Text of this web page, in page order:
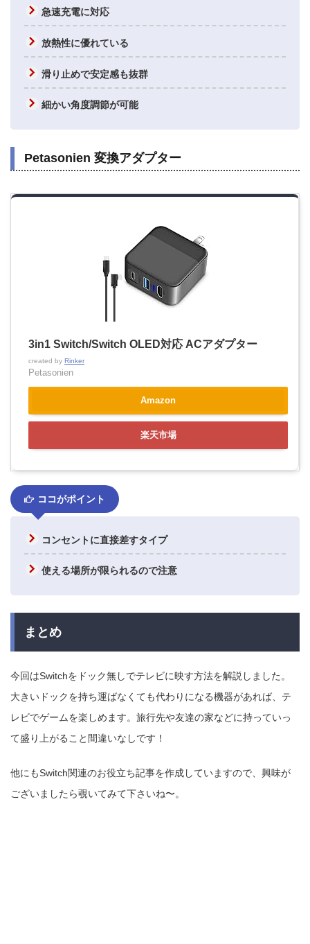
急速充電に対応
放熱性に優れている
滑り止めで安定感も抜群
細かい角度調節が可能
Petasonien 変換アダプター
3in1 Switch/Switch OLED対応 ACアダプター
created by Rinker
Petasonien
Amazon
楽天市場
ココがポイント
コンセントに直接差すタイプ
使える場所が限られるので注意
まとめ
今回はSwitchをドック無しでテレビに映す方法を解説しました。
大きいドックを持ち運ばなくても代わりになる機器があれば、テ
レビでゲームを楽しめます。旅行先や友達の家などに持っていっ
て盛り上がること間違いなしです！
他にもSwitch関連のお役立ち記事を作成していますので、興味が
ございましたら覗いてみて下さいね〜。